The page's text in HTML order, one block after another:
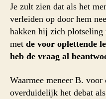
Je zult zien dat als het
verleiden op door hem
hakken hij zich plotseling
met de voor oplettende
heb de vraag al
Waarmee meneer B. voor
overduidelijk het debat